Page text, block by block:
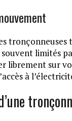
limités
librement sur
à